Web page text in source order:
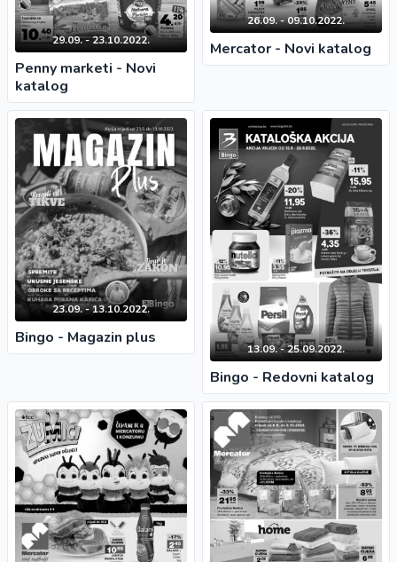
29.09. - 23.10.2022.
Penny marketi - Novi
katalog
26.09. - 09.10.2022.
Mercator - Novi katalog
23.09. - 13.10.2022.
Bingo - Magazin plus
13.09. - 25.09.2022.
Bingo - Redovni katalog